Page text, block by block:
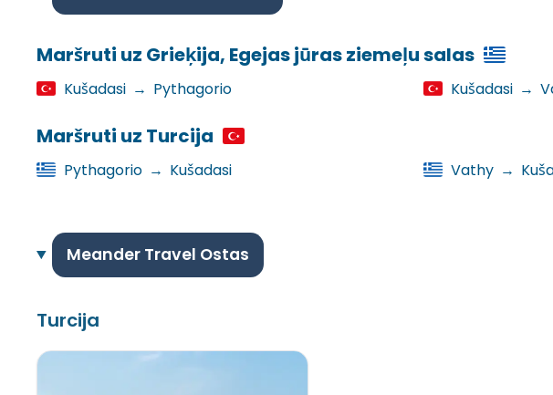
Maršruti uz Grieķija, Egejas jūras ziemeļu salas
Kušadasi → Pythagorio Kušadasi →
Maršruti uz Turcija
Pythagorio → Kušadasi Vathy →
Meander Travel Ostas
Turcija